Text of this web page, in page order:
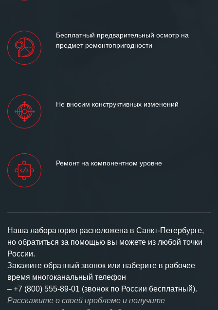
Бесплатный предварительный осмотр на
предмет ремонтопригодности
Не вносим конструктивных изменений
Ремонт на компонентном уровне
Наша лаборатория расположена в Санкт-Петербурге,
но обратиться за помощью вы можете из любой точки
России.
Закажите обратный звонок или наберите в рабочее
время многоканальный телефон
– +7 (800) 555-89-01 (звонок по России бесплатный).
Расскажите о своей проблеме и получите